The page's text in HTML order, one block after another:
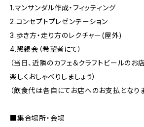
1.マンサンダル作成・フィッティング
2.コンセプトプレゼンテーション
3.歩き方・走り方のレクチャー(屋外)
4.懇親会（希望者にて）
（当日、近隣のカフェ＆クラフトビールの
楽しくおしゃべりしましょう）
（飲食代は各自にてお店へのお支払となりま
■集合場所・会場